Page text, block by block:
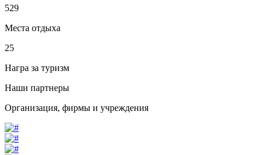
529
Места отдыха
25
Награ за туризм
Наши партнеры
Организация, фирмы и учреждения